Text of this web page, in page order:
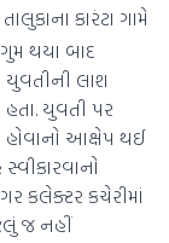
કારંટા ગામે
ગુમ થયા બાદ
યુવતીની લાશ
હતા. યુવતી પર
હોવાનો આક્ષેપ થઈ
કલેક્ટર કચેરીમાં
જ નહીં